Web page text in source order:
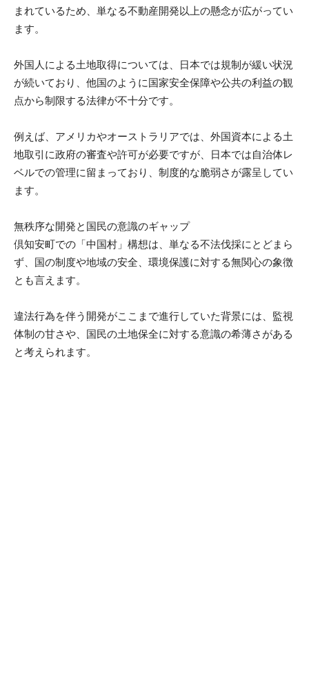
まれているため、単なる不動産開発以上の懸念が広がってい
ます。
外国人による土地取得については、日本では規制が緩い状況
が続いており、他国のように国家安全保障や公共の利益の観
点から制限する法律が不十分です。
例えば、アメリカやオーストラリアでは、外国資本による土
地取引に政府の審査や許可が必要ですが、日本では自治体レ
ベルでの管理に留まっており、制度的な脆弱さが露呈してい
ます。
無秩序な開発と国民の意識のギャップ
倶知安町での「中国村」構想は、単なる不法伐採にとどまら
ず、国の制度や地域の安全、環境保護に対する無関心の象徴
とも言えます。
違法行為を伴う開発がここまで進行していた背景には、監視
体制の甘さや、国民の土地保全に対する意識の希薄さがある
と考えられます。